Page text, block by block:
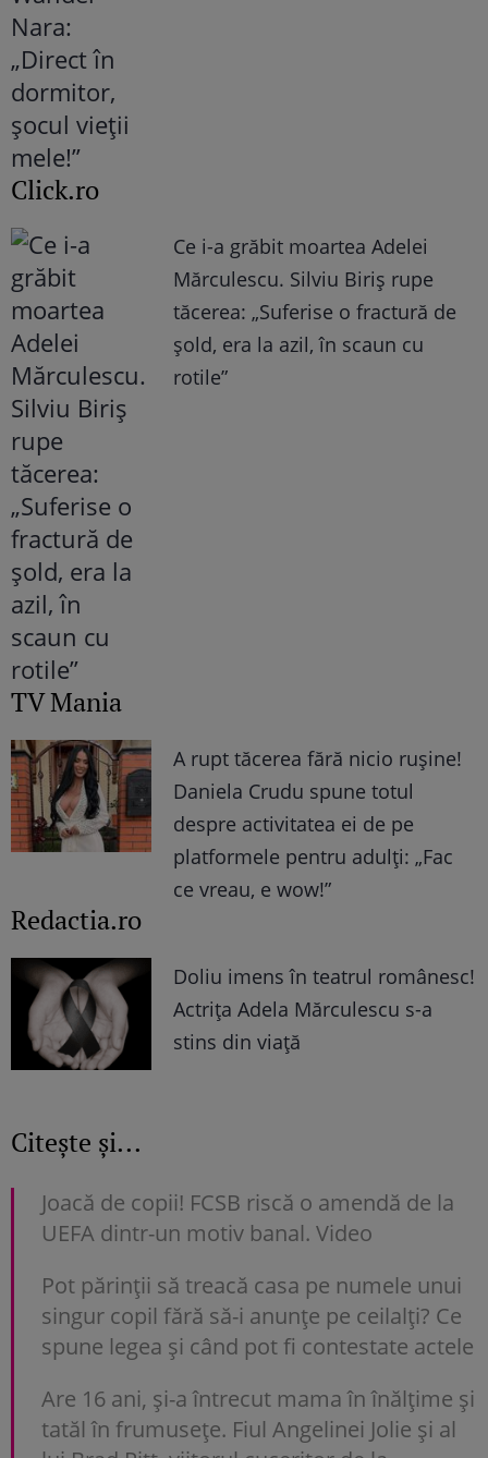
Click.ro
Ce i-a grăbit moartea Adelei
Mărculescu. Silviu Biriș rupe
tăcerea: „Suferise o fractură de
șold, era la azil, în scaun cu
rotile”
TV Mania
A rupt tăcerea fără nicio rușine!
Daniela Crudu spune totul
despre activitatea ei de pe
platformele pentru adulți: „Fac
ce vreau, e wow!”
Redactia.ro
Doliu imens în teatrul românesc!
Actrița Adela Mărculescu s-a
stins din viață
Citește și...
Joacă de copii! FCSB riscă o amendă de la
UEFA dintr-un motiv banal. Video
Pot părinții să treacă casa pe numele unui
singur copil fără să-i anunțe pe ceilalți? Ce
spune legea și când pot fi contestate actele
Are 16 ani, și-a întrecut mama în înălțime și
tatăl în frumusețe. Fiul Angelinei Jolie și al